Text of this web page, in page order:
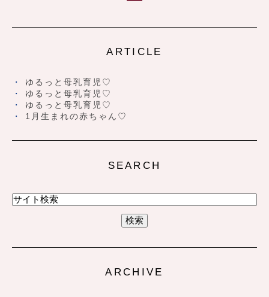
ARTICLE
ゆるっと母乳育児♡
ゆるっと母乳育児♡
ゆるっと母乳育児♡
1月生まれの赤ちゃん♡
SEARCH
ARCHIVE